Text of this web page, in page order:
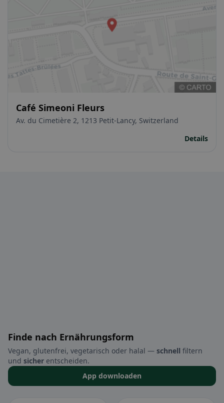
Café Simeoni Fleurs
Av. du Cimetière 2, 1213 Petit-Lancy, Switzerland
Details
Finde nach Ernährungsform
Vegan, glutenfrei, vegetarisch oder halal — schnell filtern
und sicher entscheiden.
App downloaden